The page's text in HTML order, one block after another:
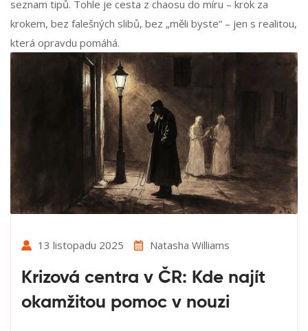
seznam tipů. Tohle je cesta z chaosu do míru – krok za
krokem, bez falešných slibů, bez „měli byste“ – jen s realitou,
která opravdu pomáhá.
13 listopadu 2025 Natasha Williams
Krizová centra v ČR: Kde najít
okamžitou pomoc v nouzi